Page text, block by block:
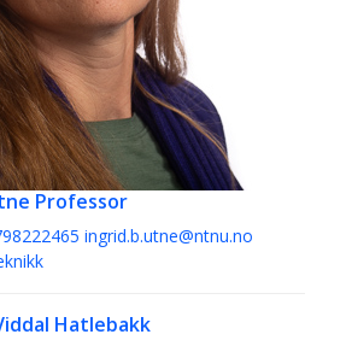
Professor
ingrid.b.utne@ntnu.no
Hatlebakk